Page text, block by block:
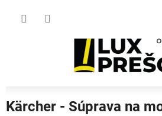
Kärcher - Súprava na